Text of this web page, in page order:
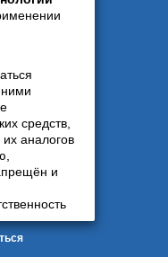
ними
средств,
аналогов
и